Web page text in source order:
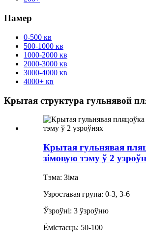
Памер
0-500 кв
500-1000 кв
1000-2000 кв
2000-3000 кв
3000-4000 кв
4000+ кв
Крытая структура гульнявой
Крытая гульнявая
зімовую тэму ў 2
Тэма: Зіма
Узроставая група: 0-3, 3-6
Ўзроўні: 3 ўзроўню
Ёмістасць: 50-100